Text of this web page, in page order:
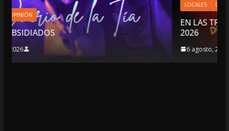
LOCALES OPINIÓN
EN LAS TRIPAS DEL JAGUAR: 06 DE AGOSTO
2026
6 agosto, 2026